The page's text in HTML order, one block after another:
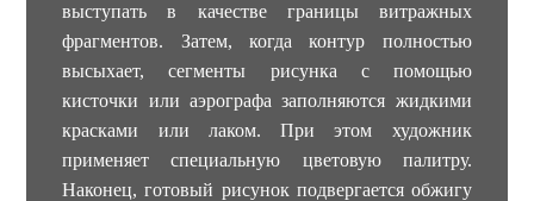
выступать в качестве границы витражных
фрагментов. Затем, когда контур полностью
высыхает, сегменты рисунка с помощью
кисточки или аэрографа заполняются жидкими
красками или лаком. При этом художник
применяет специальную цветовую палитру.
Наконец, готовый рисунок подвергается обжигу